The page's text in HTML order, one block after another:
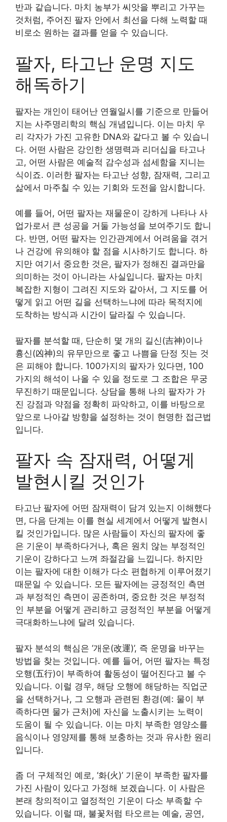
반과 같습니다. 마치 농부가 씨앗을 뿌리고 가꾸는
것처럼, 주어진 팔자 안에서 최선을 다해 노력할 때
비로소 원하는 결과를 얻을 수 있습니다.
팔자, 타고난 운명 지도
해독하기
팔자는 개인이 태어난 연월일시를 기준으로 만들어
지는 사주명리학의 핵심 개념입니다. 이는 마치 우
리 각자가 가진 고유한 DNA와 같다고 볼 수 있습니
다. 어떤 사람은 강인한 생명력과 리더십을 타고나
고, 어떤 사람은 예술적 감수성과 섬세함을 지니는
식이죠. 이러한 팔자는 타고난 성향, 잠재력, 그리고
삶에서 마주칠 수 있는 기회와 도전을 암시합니다.
예를 들어, 어떤 팔자는 재물운이 강하게 나타나 사
업가로서 큰 성공을 거둘 가능성을 보여주기도 합니
다. 반면, 어떤 팔자는 인간관계에서 어려움을 겪거
나 건강에 유의해야 할 점을 시사하기도 합니다. 하
지만 여기서 중요한 것은, 팔자가 정해진 결과만을
의미하는 것이 아니라는 사실입니다. 팔자는 마치
복잡한 지형이 그려진 지도와 같아서, 그 지도를 어
떻게 읽고 어떤 길을 선택하느냐에 따라 목적지에
도착하는 방식과 시간이 달라질 수 있습니다.
팔자를 분석할 때, 단순히 몇 개의 길신(吉神)이나
흉신(凶神)의 유무만으로 좋고 나쁨을 단정 짓는 것
은 피해야 합니다. 100가지의 팔자가 있다면, 100
가지의 해석이 나올 수 있을 정도로 그 조합은 무궁
무진하기 때문입니다. 상담을 통해 나의 팔자가 가
진 강점과 약점을 정확히 파악하고, 이를 바탕으로
앞으로 나아갈 방향을 설정하는 것이 현명한 접근법
입니다.
팔자 속 잠재력, 어떻게
발현시킬 것인가
타고난 팔자에 어떤 잠재력이 담겨 있는지 이해했다
면, 다음 단계는 이를 현실 세계에서 어떻게 발현시
킬 것인가입니다. 많은 사람들이 자신의 팔자에 좋
은 기운이 부족하다거나, 혹은 원치 않는 부정적인
기운이 강하다고 느껴 좌절감을 느낍니다. 하지만
이는 팔자에 대한 이해가 다소 편협하게 이루어졌기
때문일 수 있습니다. 모든 팔자에는 긍정적인 측면
과 부정적인 측면이 공존하며, 중요한 것은 부정적
인 부분을 어떻게 관리하고 긍정적인 부분을 어떻게
극대화하느냐에 달려 있습니다.
팔자 분석의 핵심은 ‘개운(改運)’, 즉 운명을 바꾸는
방법을 찾는 것입니다. 예를 들어, 어떤 팔자는 특정
오행(五行)이 부족하여 활동성이 떨어진다고 볼 수
있습니다. 이럴 경우, 해당 오행에 해당하는 직업군
을 선택하거나, 그 오행과 관련된 환경(예: 물이 부
족하다면 물가 근처)에 자신을 노출시키는 노력이
도움이 될 수 있습니다. 이는 마치 부족한 영양소를
음식이나 영양제를 통해 보충하는 것과 유사한 원리
입니다.
좀 더 구체적인 예로, ‘화(火)’ 기운이 부족한 팔자를
가진 사람이 있다고 가정해 보겠습니다. 이 사람은
본래 창의적이고 열정적인 기운이 다소 부족할 수
있습니다. 이럴 때, 불꽃처럼 타오르는 예술, 공연,